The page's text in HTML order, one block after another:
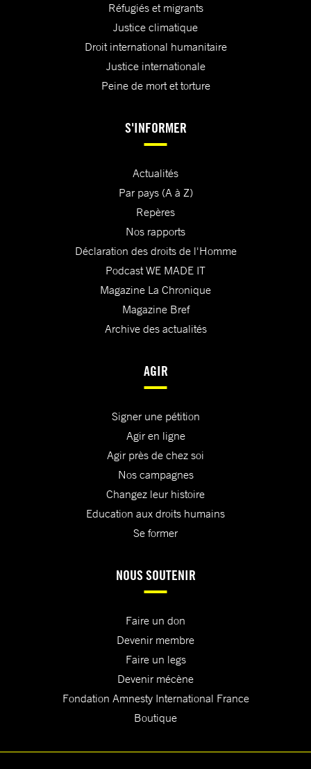
Réfugiés et migrants
Justice climatique
Droit international humanitaire
Justice internationale
Peine de mort et torture
S'INFORMER
Actualités
Par pays (A à Z)
Repères
Nos rapports
Déclaration des droits de l'Homme
Podcast WE MADE IT
Magazine La Chronique
Magazine Bref
Archive des actualités
AGIR
Signer une pétition
Agir en ligne
Agir près de chez soi
Nos campagnes
Changez leur histoire
Education aux droits humains
Se former
NOUS SOUTENIR
Faire un don
Devenir membre
Faire un legs
Devenir mécène
Fondation Amnesty International France
Boutique